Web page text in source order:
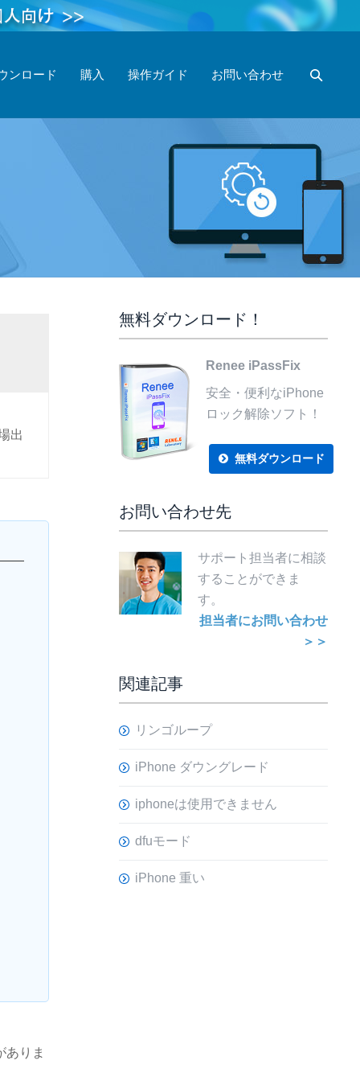
ンロード 購入 操作ガイド お問い合わせ
出
ありま
無料ダウンロード！
Renee iPassFix
安全・便利なiPhone
ロック解除ソフト！
無料ダウンロード
お問い合わせ先
サポート担当者に相談
することができま
す。
担当者にお問い合わせ
＞＞
関連記事
リンゴループ
iPhone ダウングレード
iphoneは使用できません
dfuモード
iPhone 重い